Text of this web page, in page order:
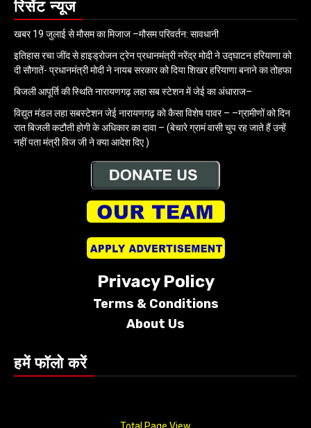
रिसेंट न्यूज
खबर 19 जुलाई से मौसम का मिजाज –मौसम परिवर्तन: सावधानी
इतिहास रचा जींद से हाइड्रोजन ट्रेन प्रधानमंत्री नरेंद्र मोदी ने उद्घाटन हरियाणा को
दी सौगातें- प्रधानमंत्री मोदी ने नायब सरकार को दिया शिखर हरियाणा बनाने का तोहफा
बिजली आपूर्ति की स्थिति नारायणगढ़ लहा सब स्टेशन में जेई का अंधाराज–
विद्युत मंडल लहा सबस्टेशन जेई नारायणगढ़ को कैसा विशेष पावर – –ग्रामीणों को दिन
रात बिजली कटौती होगी के अधिकार का दावा – (बेचारे ग्रामं वासी चुप रह जाते हैं उन्हें
नहीं पता मंत्री विज जी ने क्या आदेश दिए )
Privacy Policy
Terms & Conditions
About Us
हमें फॉलो करें